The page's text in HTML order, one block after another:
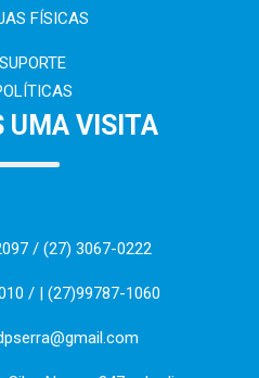
FÍSICAS
SUPORTE
UMA VISITA
/ (27) 3067-0222
/ | (27)99787-1060